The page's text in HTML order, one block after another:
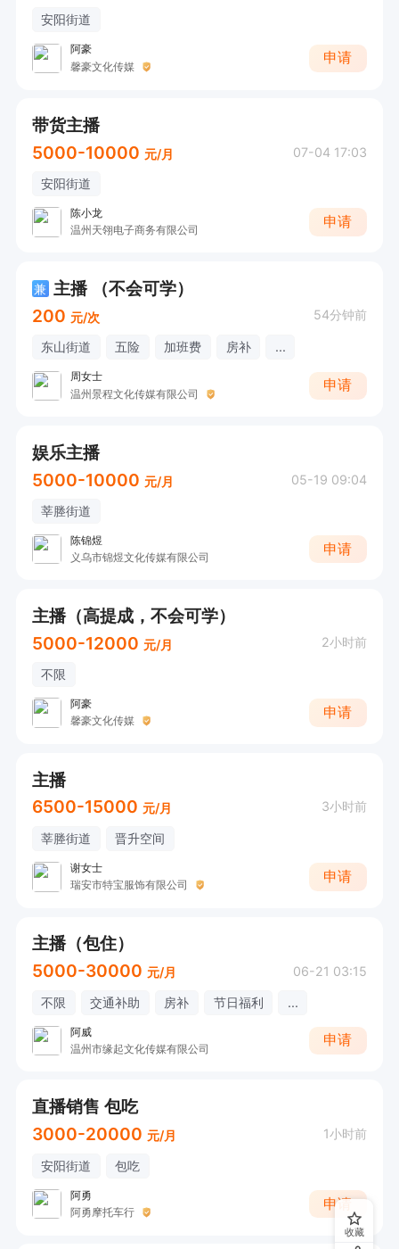
安阳街道
阿豪
馨豪文化传媒
申请
带货主播
5000-10000 元/月 07-04 17:03
安阳街道
陈小龙
温州天翎电子商务有限公司
申请
兼 主播 （不会可学）
200 元/次 54分钟前
东山街道 五险 加班费 房补 ...
周女士
温州景程文化传媒有限公司
申请
娱乐主播
5000-10000 元/月 05-19 09:04
莘塍街道
陈锦煜
义乌市锦煜文化传媒有限公司
申请
主播（高提成，不会可学）
5000-12000 元/月 2小时前
不限
阿豪
馨豪文化传媒
申请
主播
6500-15000 元/月 3小时前
莘塍街道 晋升空间
谢女士
瑞安市特宝服饰有限公司
申请
主播（包住）
5000-30000 元/月 06-21 03:15
不限 交通补助 房补 节日福利 ...
阿威
温州市缘起文化传媒有限公司
申请
直播销售 包吃
3000-20000 元/月 1小时前
安阳街道 包吃
阿勇
阿勇摩托车行
申请
收藏